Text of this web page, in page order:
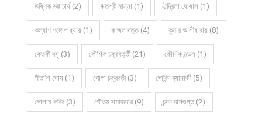
উষ্ণিক ভট্টাচার্য (2) ঋতশ্রী মান্না (1) ঐন্দ্রিলা ঘোষাল (1)
কল্যাণ গঙ্গোপাধ্যায় (1) কাজল দত্ত (4) কুমার আশীষ রায় (8)
কেতকী বসু (3) কৌশিক চক্রবর্ত্তী (21) কৌশিক মন্ডল (1)
গীতালি ঘোষ (1) গোপা চক্রবর্তী (3) গোবিন্দ ব্যানার্জী (5)
গোলাম কবির (3) গৌতম সমাজদার (9) চন্দন দাশগুপ্ত (2)